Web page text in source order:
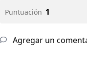
Puntuación 1
Agregar un